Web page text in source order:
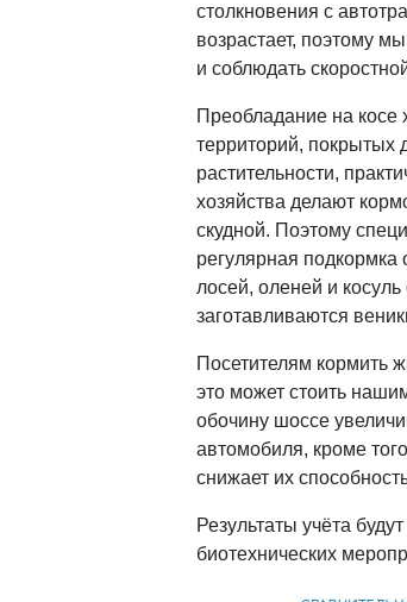
столкновения с
возрастает, поэтому
и соблюдать
Преобладание на косе
территорий,
растительности,
хозяйства делают
скудной. Поэтому
регулярная
лосей, оленей и
заготавливаются
Посетителям кормить
это может стоить
обочину шоссе
автомобиля, кроме
снижает их
Результаты учёта
биотехнических